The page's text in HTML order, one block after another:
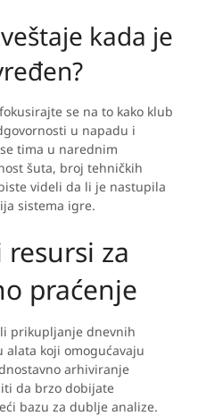
kada je
se na to kako klub
u napadu i
tima u narednim
šuta, broj tehničkih
videli da li je nastupila
sistema igre.
za
praćenje
prikupljanje dnevnih
koji omogućavaju
arhiviranje
da brzo dobijate
bazu za dublje analize.